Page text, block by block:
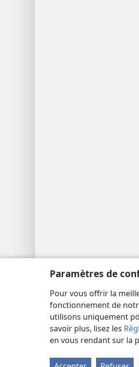
Paramètres de
Pour vous offrir la
fonctionnement de
utilisons uniquement
savoir plus, lisez les
en vous rendant sur la
Copyright© 2026 Watch